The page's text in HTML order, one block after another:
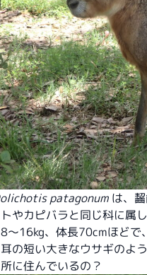
patagonum は、
やカピバラと同じ科に属
〜16kg、体長70cmほどで
の短い大きなウサギのよう
に住んでいるの？